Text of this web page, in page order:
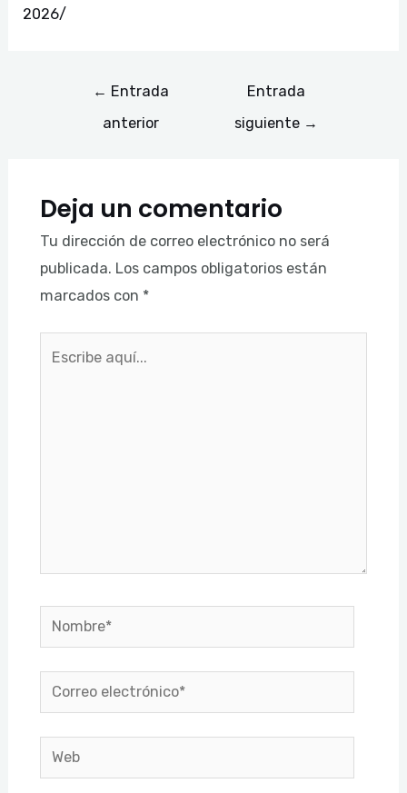
2026/
← Entrada
anterior
Entrada
siguiente →
Deja un comentario
Tu dirección de correo electrónico no será
publicada. Los campos obligatorios están
marcados con *
Nombre*
Correo
electrónico*
Web